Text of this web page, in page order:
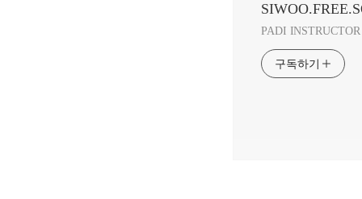
PADI INSTRUCTOR
구독하기